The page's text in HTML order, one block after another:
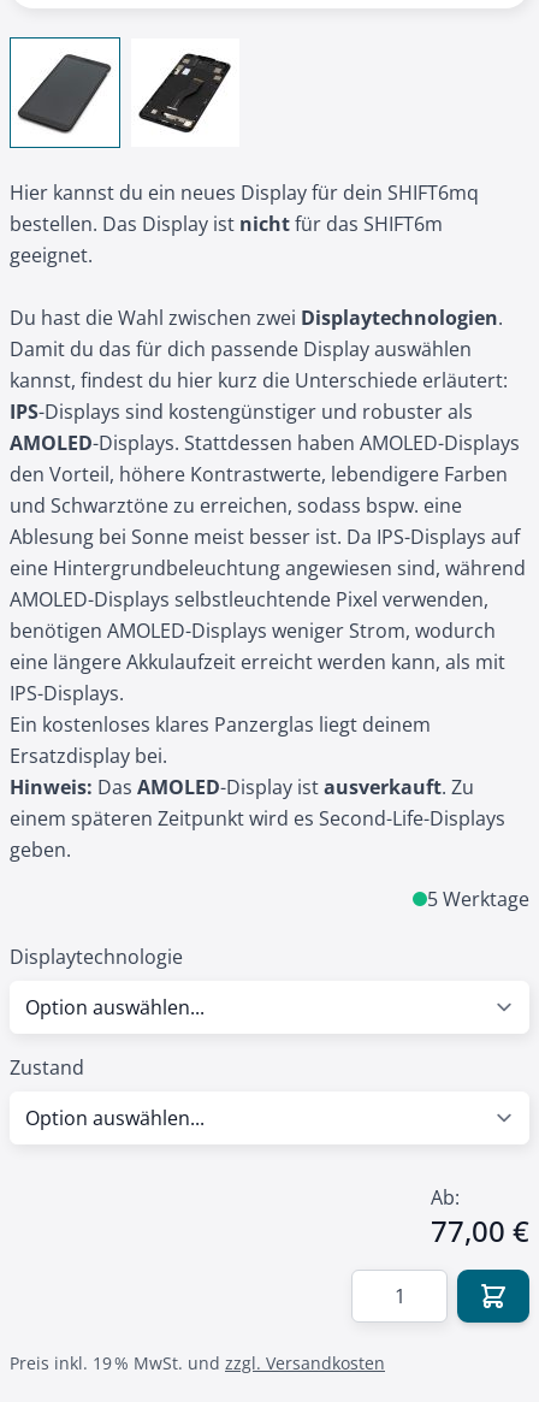
View larger imageView larger image
Hier kannst du ein neues Display für dein SHIFT6mq
bestellen. Das Display ist nichtfür das SHIFT6m
geeignet.
Du hast die Wahl zwischen zwei Displaytechnologien.
Damit du das für dich passende Display auswählen
kannst, findest du hier kurz die Unterschiede erläutert:
IPS-Displays sind kostengünstiger und robuster als
AMOLED-Displays. Stattdessen haben AMOLED-Displays
den Vorteil, höhere Kontrastwerte, lebendigere Farben
und Schwarztöne zu erreichen, sodass bspw. eine
Ablesung bei Sonne meist besser ist. Da IPS-Displays auf
eine Hintergrundbeleuchtung angewiesen sind, während
AMOLED-Displays selbstleuchtende Pixel verwenden,
benötigen AMOLED-Displays weniger Strom, wodurch
eine längere Akkulaufzeit erreicht werden kann, als mit
IPS-Displays.
Ein kostenloses klares Panzerglas liegt deinem
Ersatzdisplay bei.
Hinweis: Das AMOLED-Display istausverkauft. Zu
einem späteren Zeitpunkt wird es Second-Life-Displays
geben.
5 Werktage
Displaytechnologie
Zustand
Ab:
77,00 €
Menge
Preis inkl. 19 % MwSt. und zzgl. Versandkosten